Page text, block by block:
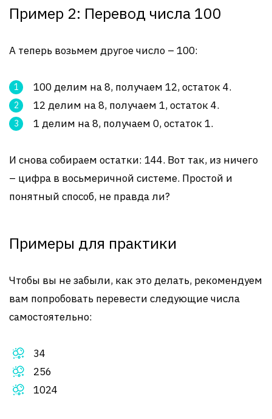
Пример 2: Перевод числа 100
А теперь возьмем другое число – 100:
100 делим на 8, получаем 12, остаток 4.
12 делим на 8, получаем 1, остаток 4.
1 делим на 8, получаем 0, остаток 1.
И снова собираем остатки: 144. Вот так, из ничего
– цифра в восьмеричной системе. Простой и
понятный способ, не правда ли?
Примеры для практики
Чтобы вы не забыли, как это делать, рекомендуем
вам попробовать перевести следующие числа
самостоятельно:
34
256
1024